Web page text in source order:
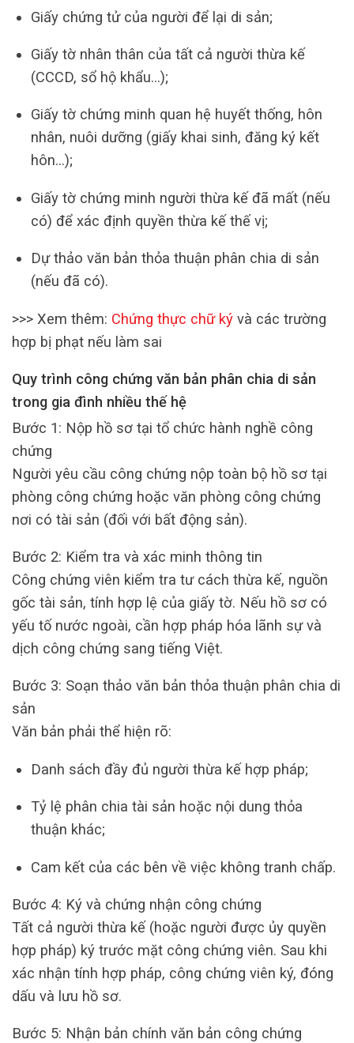
Giấy chứng tử của người để lại di sản;
Giấy tờ nhân thân của tất cả người thừa kế
(CCCD, sổ hộ khẩu…);
Giấy tờ chứng minh quan hệ huyết thống, hôn
nhân, nuôi dưỡng (giấy khai sinh, đăng ký kết
hôn…);
Giấy tờ chứng minh người thừa kế đã mất (nếu
có) để xác định quyền thừa kế thế vị;
Dự thảo văn bản thỏa thuận phân chia di sản
(nếu đã có).
>>> Xem thêm: Chứng thực chữ ký và các trường
hợp bị phạt nếu làm sai
Quy trình công chứng văn bản phân chia di sản
trong gia đình nhiều thế hệ
Bước 1: Nộp hồ sơ tại tổ chức hành nghề công
chứng
Người yêu cầu công chứng nộp toàn bộ hồ sơ tại
phòng công chứng hoặc văn phòng công chứng
nơi có tài sản (đối với bất động sản).
Bước 2: Kiểm tra và xác minh thông tin
Công chứng viên kiểm tra tư cách thừa kế, nguồn
gốc tài sản, tính hợp lệ của giấy tờ. Nếu hồ sơ có
yếu tố nước ngoài, cần hợp pháp hóa lãnh sự và
dịch công chứng sang tiếng Việt.
Bước 3: Soạn thảo văn bản thỏa thuận phân chia di
sản
Văn bản phải thể hiện rõ:
Danh sách đầy đủ người thừa kế hợp pháp;
Tỷ lệ phân chia tài sản hoặc nội dung thỏa
thuận khác;
Cam kết của các bên về việc không tranh chấp.
Bước 4: Ký và chứng nhận công chứng
Tất cả người thừa kế (hoặc người được ủy quyền
hợp pháp) ký trước mặt công chứng viên. Sau khi
xác nhận tính hợp pháp, công chứng viên ký, đóng
dấu và lưu hồ sơ.
Bước 5: Nhận bản chính văn bản công chứng